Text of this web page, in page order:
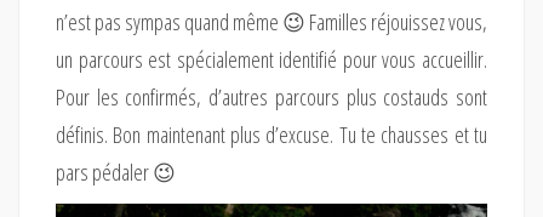
n’est pas sympas quand même 😉 Familles réjouissez vous,
un parcours est spécialement identifié pour vous accueillir.
Pour les confirmés, d’autres parcours plus costauds sont
définis. Bon maintenant plus d’excuse. Tu te chausses et tu
pars pédaler 😉